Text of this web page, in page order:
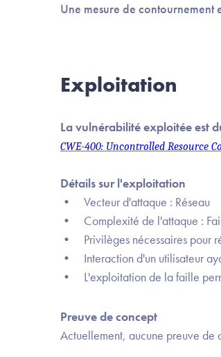
Une mesure de contournement
Exploitation
La vulnérabilité exploitée est
CWE-400: Uncontrolled Resource
Détails sur l'exploitation
• Vecteur d'attaque : Réseau
• Complexité de l'attaque :
• Privilèges nécessaires pour
• Interaction d'un utilisateur
• L'exploitation de la faille
Preuve de concept
Actuellement, aucune preuve de